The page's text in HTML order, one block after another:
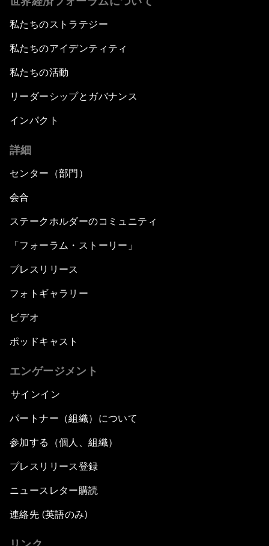
私たちのストラテジー
私たちのアイデンティティ
私たちの活動
リーダーシップとガバナンス
インパクト
詳細
センター（部門）
会合
ステークホルダーのコミュニティ
「フォーラム・ストーリー」
プレスリリース
フォトギャラリー
ビデオ
ポッドキャスト
エンゲージメント
サインイン
パートナー（組織）について
参加する（個人、組織）
プレスリリース登録
ニュースレター購読
連絡先 (英語のみ)